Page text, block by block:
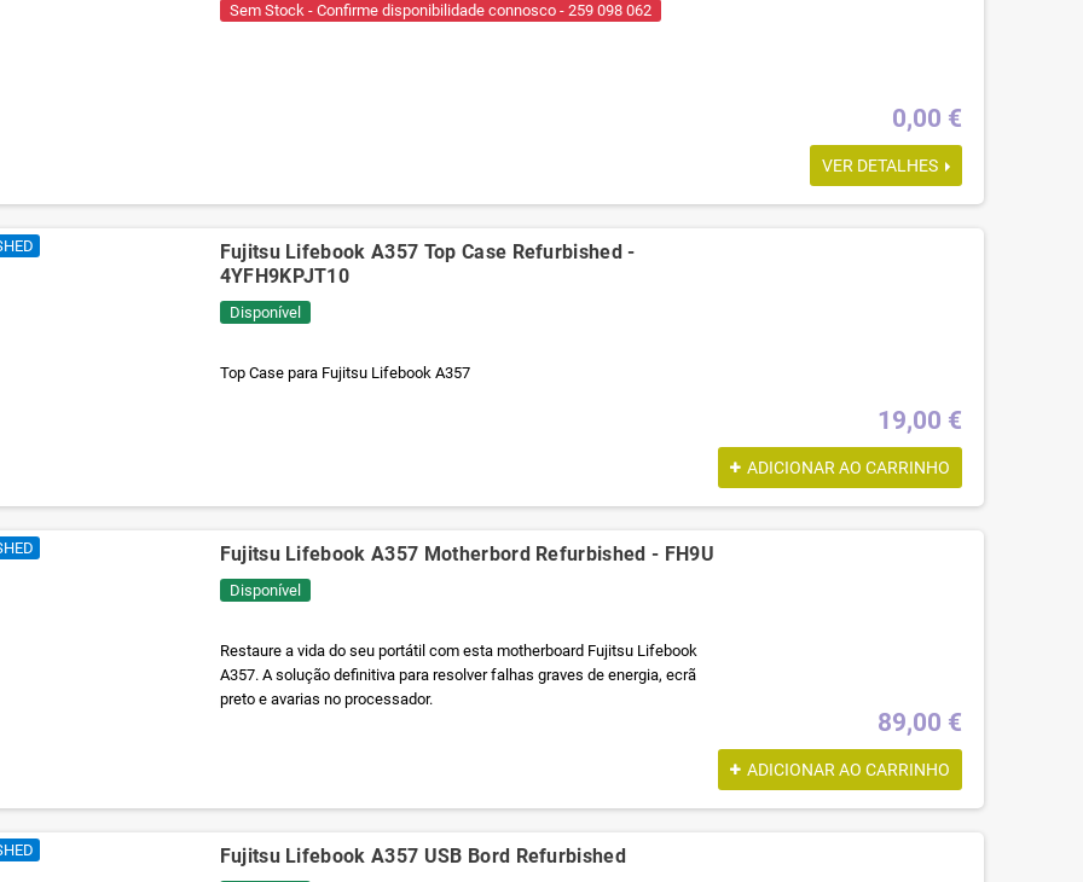
Sem Stock - Confirme disponibilidade connosco - 259 098 062
0,00 €
VER DETALHES
Fujitsu Lifebook A357 Top Case Refurbished -
4YFH9KPJT10
Disponível
Top Case para Fujitsu Lifebook A357
19,00 €
ADICIONAR AO CARRINHO
Fujitsu Lifebook A357 Motherbord Refurbished - FH9U
Disponível
Restaure a vida do seu portátil com esta motherboard Fujitsu Lifebook
A357. A solução definitiva para resolver falhas graves de energia, ecrã
preto e avarias no processador.
89,00 €
ADICIONAR AO CARRINHO
Fujitsu Lifebook A357 USB Bord Refurbished